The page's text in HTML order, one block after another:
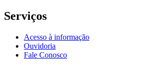
Serviços
Acesso à informação
Ouvidoria
Fale Conosco